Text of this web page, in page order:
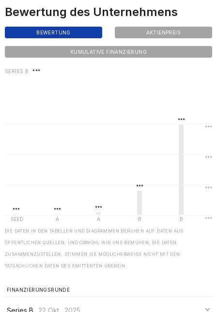
Bewertung des Unternehmens
BEWERTUNG AKTIENPREIS
KUMULATIVE FINANZIERUNG
SERIES B ***
DIE DATEN IN DEN TABELLEN UND DIAGRAMMEN BERUHEN AUF DATEN AUS
ÖFFENTLICHEN QUELLEN, UND OBWOHL WIR UNS BEMÜHEN, DIE DATEN
ZUSAMMENZUSTELLEN, STIMMEN SIE MÖGLICHERWEISE NICHT MIT DEN
TATSÄCHLICHEN DATEN DES EMITTENTEN ÜBEREIN.
FINANZIERUNGSRUNDE
Series B 22 Okt., 2025